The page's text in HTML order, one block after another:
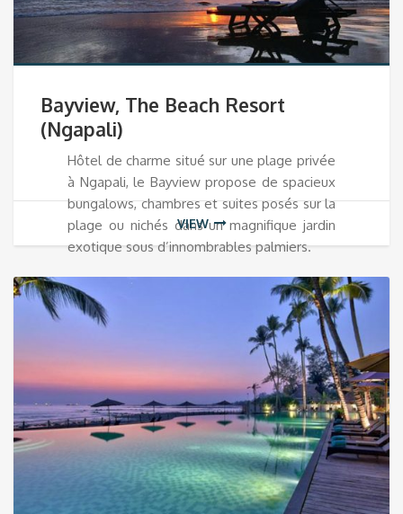
Bayview, The Beach Resort
(Ngapali)
Hôtel de charme situé sur une plage privée
à Ngapali, le Bayview propose de spacieux
bungalows, chambres et suites posés sur la
plage ou nichés dans un magnifique jardin
exotique sous d’innombrables palmiers.
VIEW